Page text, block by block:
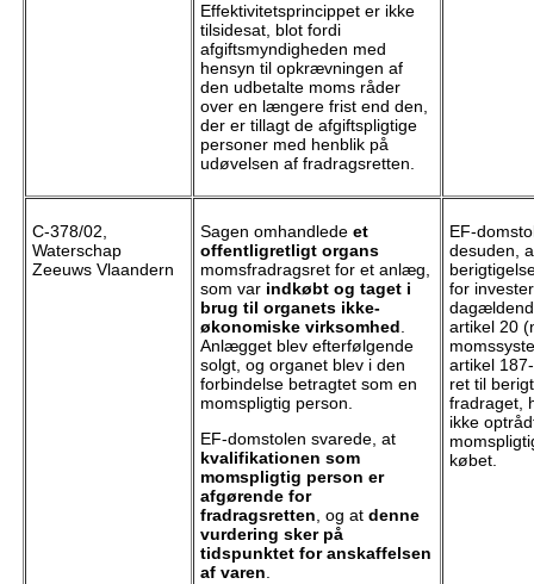
Effektivitetsprincippet er ikke
tilsidesat, blot fordi
afgiftsmyndigheden med
hensyn til opkrævningen af
den udbetalte moms råder
over en længere frist end den,
der er tillagt de afgiftspligtige
personer med henblik på
udøvelsen af fradragsretten.
C-378/02,
Waterschap
Zeeuws Vlaandern
Sagen omhandlede et
offentligretligt organs
momsfradragsret for et anlæg,
som var indkøbt og taget i
brug til organets ikke-
økonomiske virksomhed
Anlægget blev efterfølgende
solgt, og organet blev i den
forbindelse betragtet som en
momspligtig person.
EF-domstolen svarede, at
kvalifikationen som
momspligtig person er
afgørende for
fradragsretten , og at denne
vurdering sker på
tidspunktet for anskaffelsen
af varen
EF-
desuden,
for
artikel 20
artikel
ret til
fradraget,
ikke
købet.